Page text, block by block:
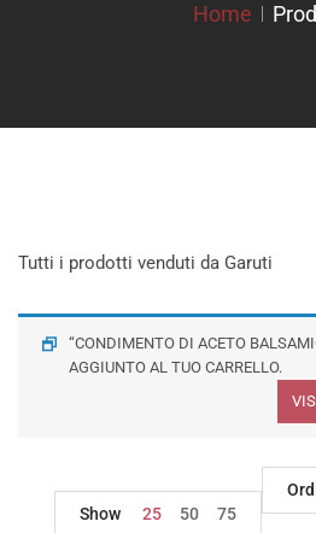
Home
Tutti i prodotti venduti da Garuti
“CONDIMENTO DI ACETO
AGGIUNTO AL TUO CARRELLO.
Show
25 50 75